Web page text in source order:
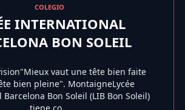
COLEGIO
INTERNATIONAL
BON SOLEIL
vaut une tête bien faite
bien pleine". MontaigneLycée
Bon Soleil (LIB Bon Soleil)